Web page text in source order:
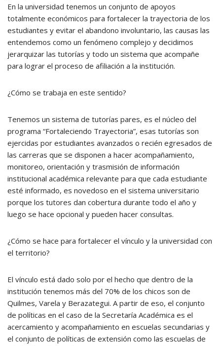
En la universidad tenemos un conjunto de apoyos
totalmente económicos para fortalecer la trayectoria de los
estudiantes y evitar el abandono involuntario, las causas las
entendemos como un fenómeno complejo y decidimos
jerarquizar las tutorías y todo un sistema que acompañe
para lograr el proceso de afiliación a la institución.
¿Cómo se trabaja en este sentido?
Tenemos un sistema de tutorías pares, es el núcleo del
programa “Fortaleciendo Trayectoria”, esas tutorías son
ejercidas por estudiantes avanzados o recién egresados de
las carreras que se disponen a hacer acompañamiento,
monitoreo, orientación y trasmisión de información
institucional académica relevante para que cada estudiante
esté informado, es novedoso en el sistema universitario
porque los tutores dan cobertura durante todo el año y
luego se hace opcional y pueden hacer consultas.
¿Cómo se hace para fortalecer el vínculo y la universidad con
el territorio?
El vínculo está dado solo por el hecho que dentro de la
institución tenemos más del 70% de los chicos son de
Quilmes, Varela y Berazategui. A partir de eso, el conjunto
de políticas en el caso de la Secretaría Académica es el
acercamiento y acompañamiento en escuelas secundarias y
el conjunto de políticas de extensión como las escuelas de